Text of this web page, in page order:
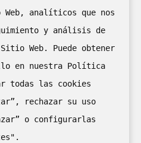
“II Concurso
Oficinas de
analíticos que nos
y análisis de
Web. Puede obtener
en nuestra Política
todas las cookies
rechazar su uso
o configurarlas